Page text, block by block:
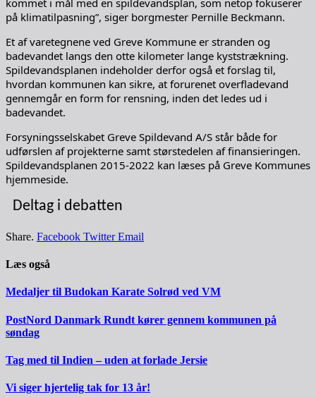
på klimatilpasning”, siger borgmester Pernille Beckmann.
Et af varetegnene ved Greve Kommune er stranden og
badevandet langs den otte kilometer lange kyststrækning.
Spildevandsplanen indeholder derfor også et forslag til,
hvordan kommunen kan sikre, at forurenet overfladevand
gennemgår en form for rensning, inden det ledes ud i
badevandet.
Forsyningsselskabet Greve Spildevand A/S står både for
udførslen af projekterne samt størstedelen af finansieringen.
Spildevandsplanen 2015-2022 kan læses på Greve Kommunes
hjemmeside.
Deltag i debatten
Share. Facebook Twitter Email
Læs også
Medaljer til Budokan Karate Solrød ved VM
PostNord Danmark Rundt kører gennem kommunen på
søndag
Tag med til Indien – uden at forlade Jersie
Vi siger hjertelig tak for 13 år!